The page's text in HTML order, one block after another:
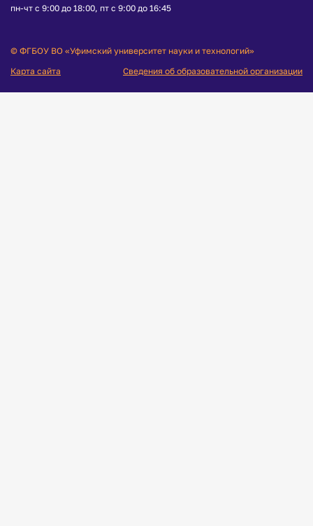
пн-чт с 9:00 до 18:00, пт с 9:00 до 16:45
© ФГБОУ ВО «Уфимский университет науки и технологий»
Карта сайта
Сведения об образовательной организации